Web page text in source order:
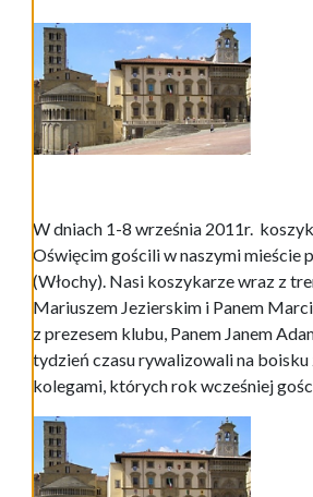
W dniach 1-8 września 2011r.
Oświęcim gościli w naszymi mieście
(Włochy). Nasi koszykarze wraz z
Mariuszem Jezierskim i Panem
z prezesem klubu, Panem Janem
tydzień czasu rywalizowali na boisku
kolegami, których rok wcześniej